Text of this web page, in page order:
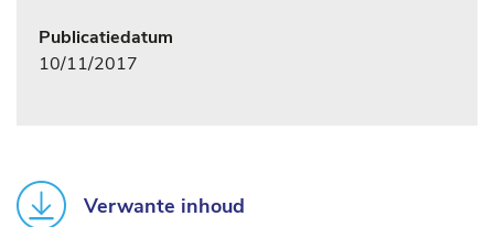
Publicatiedatum
10/11/2017
Verwante inhoud